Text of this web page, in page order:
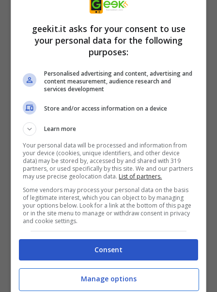
questi errori semplici”.
Non vorrei rispondere per conto di Sony ma
avere migliaia di siti web e portali tematici
organizzare un lavoro univoco su server e
postazioni web per renderle sempre sicure e
aggiornate. Vorrei quasi dire che questi sono
maniaci del protagonismo e niente altro per
ora. Potrei anche pensare che società rivali
pagano per screditare la Sony . Ma adesso
pensiamo a come fare per difendere i nostri
dati. Una volta che compiliamo form online i
nostri dati sono inoltrati ad un database
quindi questo dobbiamo saperlo che quei dati
non svaniranno in nessun modo, ma saranno
conservati per anni in database e archivi
aziendali. Per quanto riguarda la carta di
credito, utilizziamo sempre una prepagata
geekit.it asks for your consent to use
your personal data for the following
purposes:
Personalised advertising and content, advertising and
content measurement, audience research and
services development
Store and/or access information on a device
Learn more
Your personal data will be processed and information from
your device (cookies, unique identifiers, and other device
data) may be stored by, accessed by and shared with 319
partners, or used specifically by this site. We and our partners
may use precise geolocation data. List of partners.
Some vendors may process your personal data on the basis
of legitimate interest, which you can object to by managing
your options below. Look for a link at the bottom of this page
or in the site menu to manage or withdraw consent in privacy
and cookie settings.
Consent
Manage options